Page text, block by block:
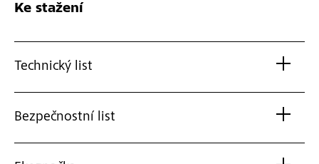
Ke stažení
Technický list
Bezpečnostní list